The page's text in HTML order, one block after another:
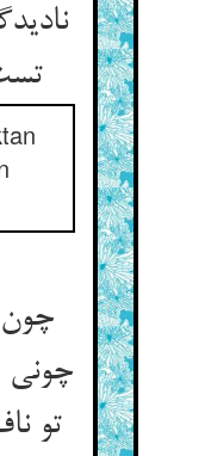
تست نه از بگلربگی
تو